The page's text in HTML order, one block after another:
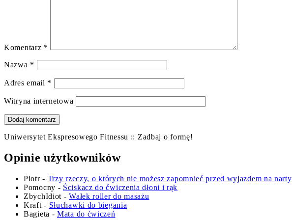
Komentarz *
Nazwa *
Adres email *
Witryna internetowa
Uniwersytet Ekspresowego Fitnessu :: Zadbaj o formę!
Opinie użytkowników
Piotr- Trzy rzeczy, o których nie możesz zapomnieć przed wyjazdem na narty
Pomocny - Ściskacz do ćwiczenia dłoni i rąk
ZbychIdiot -Wałek roller do masażu
Kraft - Słuchawki do biegania
Bagieta -Mata do ćwiczeń